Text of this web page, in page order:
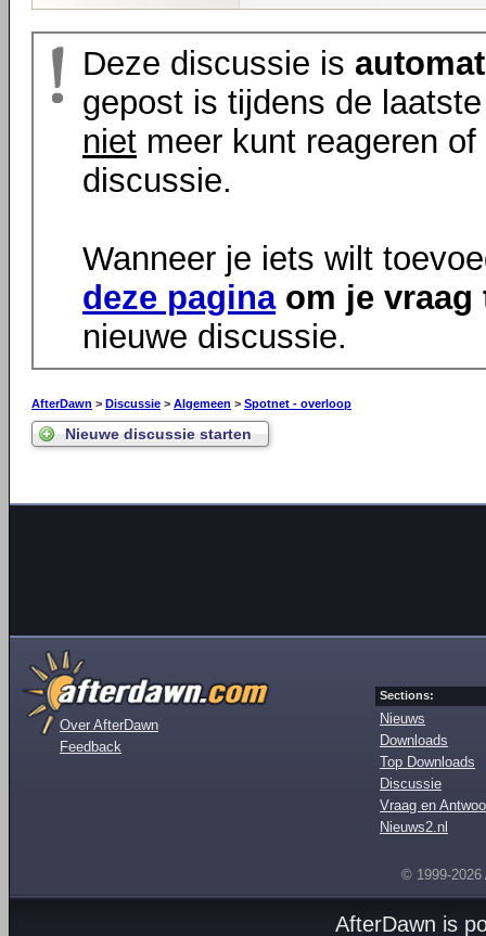
Deze discussie is
gepost is tijdens de
niet meer kunt reageren
discussie.
Wanneer je iets wilt
deze paginaom je vraag
nieuwe discussie.
AfterDawn > Discussie > Algemeen > Spotnet - overloop
Nieuwe discussie starten
Over AfterDawn
Feedback
Sections:
Nieuws
Downloads
Top Downloads
Discussie
Vraag en
Nieuws2.nl
© 1999-2026
AfterDawn is